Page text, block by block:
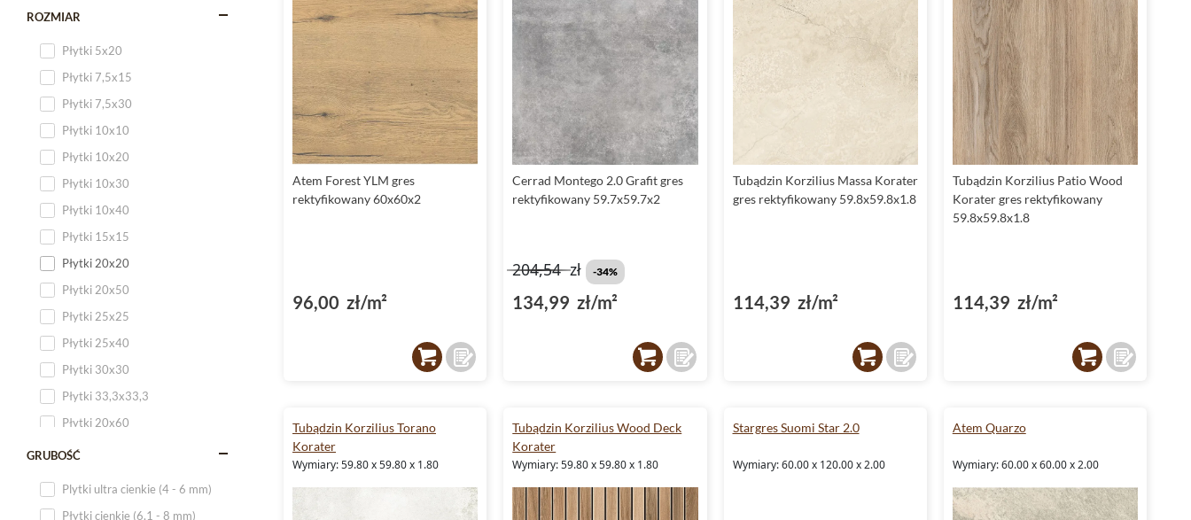
ROZMIAR
Płytki 5x20
Płytki 7,5x15
Płytki 7,5x30
Płytki 10x10
Płytki 10x20
Płytki 10x30
Płytki 10x40
Płytki 15x15
Płytki 20x20
Płytki 20x50
Płytki 25x25
Płytki 25x40
Płytki 30x30
Płytki 33,3x33,3
Płytki 20x60
Płytki 20x120
GRUBOŚĆ
Plytki ultra cienkie (4 - 6 mm)
Płytki cienkie (6,1 - 8 mm)
Atem Forest YLM gres
rektyfikowany 60x60x2
96,00 zł/m²
Cerrad Montego 2.0 Grafit gres
rektyfikowany 59.7x59.7x2
204,54zł -34%
134,99 zł/m²
Tubądzin Korzilius Massa Korater
gres rektyfikowany 59.8x59.8x1.8
114,39 zł/m²
Tubądzin Korzilius Patio Wood
Korater gres rektyfikowany
59.8x59.8x1.8
114,39 zł/m²
Tubądzin Korzilius Torano
Korater
Wymiary: 59.80 x 59.80 x 1.80
Tubądzin Korzilius Wood Deck
Korater
Wymiary: 59.80 x 59.80 x 1.80
Stargres Suomi Star 2.0
Wymiary: 60.00 x 120.00 x 2.00
Atem Quarzo
Wymiary: 60.00 x 60.00 x 2.00